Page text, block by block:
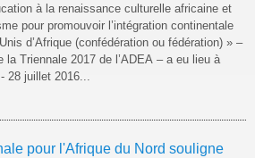
à la renaissance culturelle africaine et
pour promouvoir l’intégration continentale
d’Afrique (confédération ou fédération) » –
la Triennale 2017 de l’ADEA – a eu lieu à
28 juillet 2016...
pour l'Afrique du Nord souligne